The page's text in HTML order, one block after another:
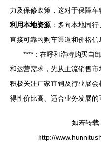
力及保修政策，这对于保障车
利用本地资源 ：多向本地同
直接可靠的购车渠道和价格信
****：在呼和浩特购买自
和运营需求，先从主流销售
积极关注厂家直销及行业展
得性价比高、适合业务发展的
如若转载
http://